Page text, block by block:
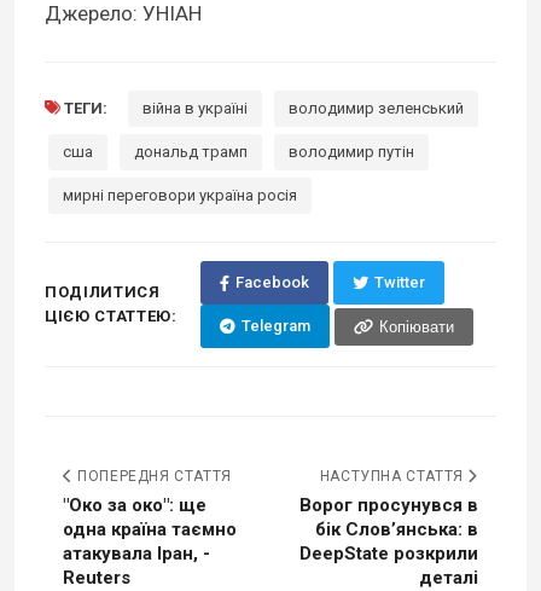
Джерело: УНІАН
ТЕГИ: війна в україні володимир зеленський
сша дональд трамп володимир путін
мирні переговори україна росія
ПОДІЛИТИСЯ
ЦІЄЮ СТАТТЕЮ:
Facebook Twitter
Telegram Копіювати
ПОПЕРЕДНЯ СТАТТЯ
"Око за око": ще
одна країна таємно
атакувала Іран, -
Reuters
НАСТУПНА СТАТТЯ
Ворог просунувся в
бік Словʼянська: в
DeepState розкрили
деталі